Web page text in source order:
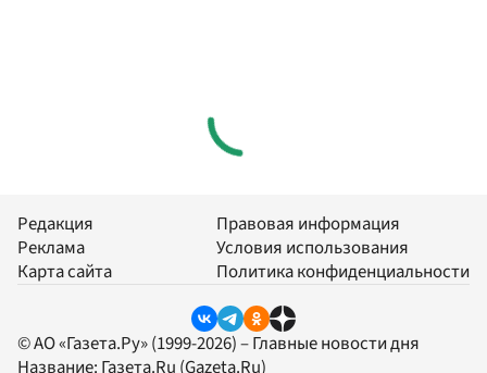
Редакция
Реклама
Карта сайта
Правовая информация
Условия использования
Политика конфиденциальности
© АО «Газета.Ру» (1999-2026) – Главные новости дня